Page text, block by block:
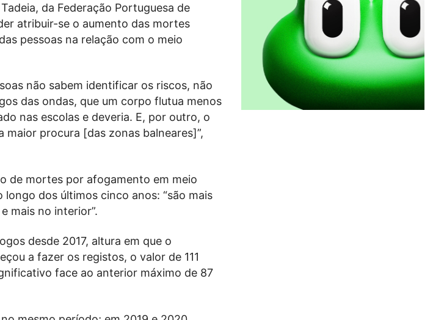
da Federação Portuguesa de
atribuir-se o aumento das mortes
pessoas na relação com o meio
não sabem identificar os riscos, não
das ondas, que um corpo flutua menos
nas escolas e deveria. E, por outro, o
procura [das zonas balneares]”,
de mortes por afogamento em meio
dos últimos cinco anos: “são mais
mais no interior”.
desde 2017, altura em que o
a fazer os registos, o valor de 111
face ao anterior máximo de 87